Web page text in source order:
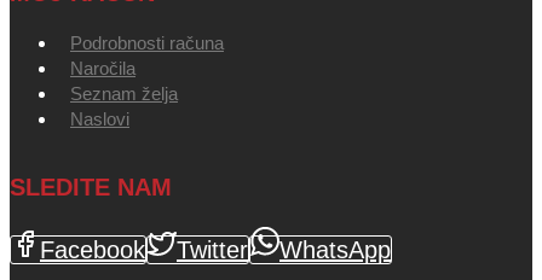
Podrobnosti računa
Naročila
Seznam želja
Naslovi
SLEDITE NAM
Facebook Twitter WhatsApp